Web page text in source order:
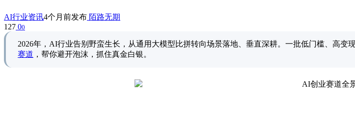
AI行业资讯4个月前发布 陌路无期
127 00
2026年，AI行业告别野蛮生长，从通用大模型比拼转向场景落地、垂直深耕。一批低门槛、高
赛道 ，帮你避开泡沫，抓住真金白银。